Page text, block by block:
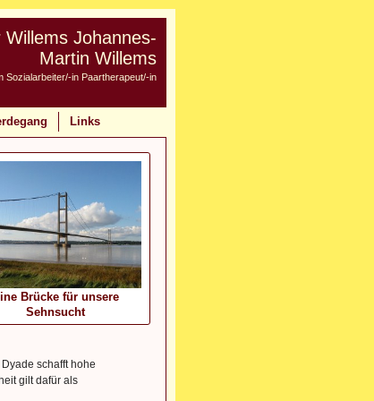
Willems Johannes-
Martin Willems
Sozialarbeiter/-in Paartherapeut/-in
Links
Brücke für unsere
Sehnsucht
schafft hohe
gilt dafür als